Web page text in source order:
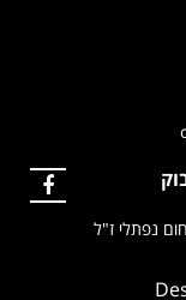
נפתלי ז"ל